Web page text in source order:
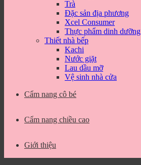
Trà
Đặc sản địa phương
Xcel Consumer
Thực phẩm dinh dưỡng
Thiết nhà bếp
Kachi
Nước giặt
Lau dầu mỡ
Vệ sinh nhà cửa
Cẩm nang cô bé
Cẩm nang chiều cao
Giới thiệu